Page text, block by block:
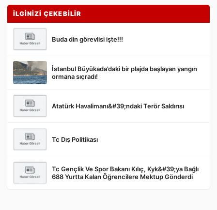
Gönder
İLGİNİZİ ÇEKEBİLİR
Buda din görevlisi işte!!!
İstanbul Büyükada’daki bir plajda başlayan yangın
ormana sıçradı!
Atatürk Havalimanı&#39;ndaki Terör Saldırısı
Tc Dış Politikası
Tc Gençlik Ve Spor Bakanı Kılıç, Kyk&#39;ya Bağlı
688 Yurtta Kalan Öğrencilere Mektup Gönderdi